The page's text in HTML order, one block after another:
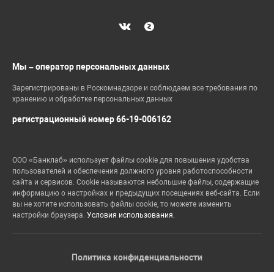
Мы – оператор персональных данных
Зарегистрированы в Роскомнадзоре и соблюдаем все требования по
хранению и обработке персональных данных
регистрационный номер 66-19-006162
ООО «Банклаб» использует файлы cookie для повышения удобства
пользователей и обеспечения должного уровня работоспособности
сайта и сервисов. Cookie называются небольшие файлы, содержащие
информацию о настройках и предыдущих посещениях веб-сайта. Если
вы не хотите использовать файлы cookie, то можете изменить
настройки браузера. Условия использования.
Политика конфиденциальности